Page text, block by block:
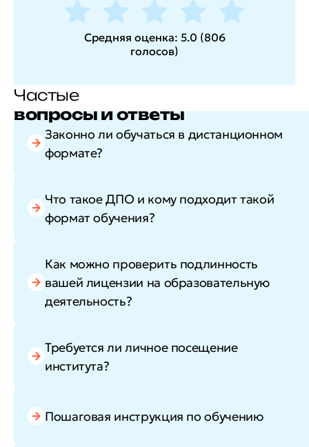
Средняя оценка: 5.0 (806
голосов)
Частые
вопросы и ответы
Законно ли обучаться в дистанционном
формате?
Что такое ДПО и кому подходит такой
формат обучения?
Как можно проверить подлинность
вашей лицензии на образовательную
деятельность?
Требуется ли личное посещение
института?
Пошаговая инструкция по обучению